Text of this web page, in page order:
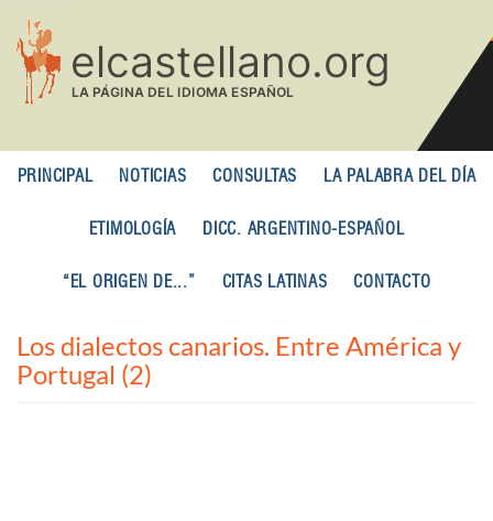
contenido
principal
PRINCIPAL NOTICIAS CONSULTAS LA PALABRA DEL DÍA
ETIMOLOGÍA DICC. ARGENTINO-ESPAÑOL
“EL ORIGEN DE...” CITAS LATINAS CONTACTO
Los dialectos canarios. Entre América y
Portugal (2)